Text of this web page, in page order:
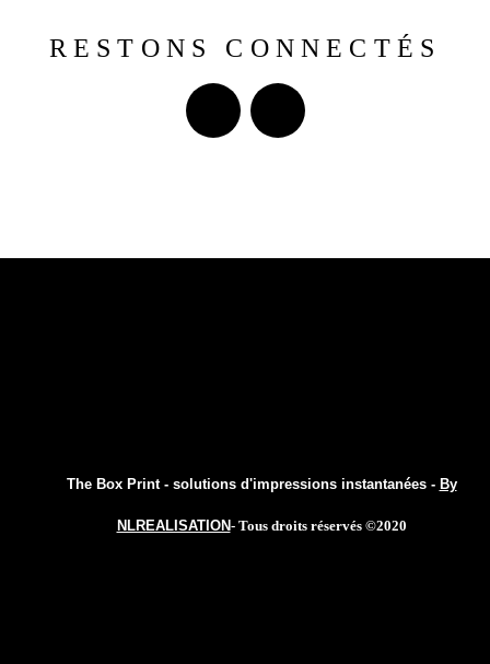
RESTONS CONNECTÉS
The Box Print - solutions d'impressions instantanées - By
NLREALISATION- Tous droits réservés ©2020